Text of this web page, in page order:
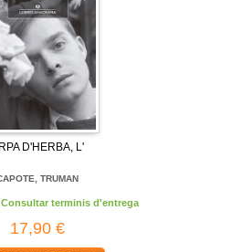
D'HERBA, L'
TRUMAN
terminis d'entrega
17,90 €